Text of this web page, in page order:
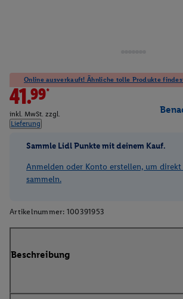
Online ausverkauft! Ähnliche tolle Produkte
41.99*
inkl. MwSt. zzgl.
Lieferung
Sammle Lidl Punkte mit deinem Kauf.
Anmelden oder Konto erstellen, um
sammeln.
Artikelnummer: 100391953
Beschreibung